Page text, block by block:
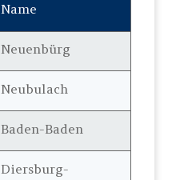
Name
Neuenbürg
Neubulach
Baden-Baden
Diersburg-